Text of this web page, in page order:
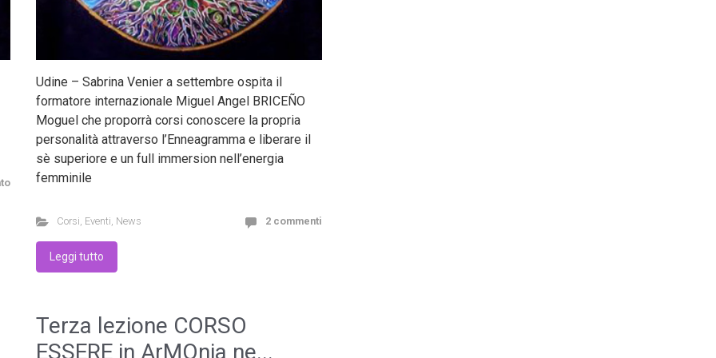
Udine – Sabrina Venier a settembre ospita il
formatore internazionale Miguel Angel BRICEÑO
Moguel che proporrà corsi conoscere la propria
personalità attraverso l’Enneagramma e liberare il
sè superiore e un full immersion nell’energia
femminile
Corsi, Eventi, News 2 commenti
Leggi tutto
Terza lezione CORSO
ESSERE in ArMOnia ne...